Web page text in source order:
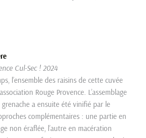
Cul-Sec ! 2024
l’ensemble des raisins de cette cuvée
Rouge Provence. L’assemblage
a ensuite été vinifié par le
complémentaires : une partie en
non éraflée, l’autre en macération